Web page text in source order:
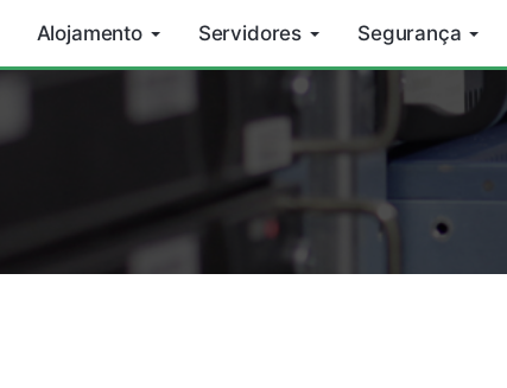
Alojamento Servidores Segurança